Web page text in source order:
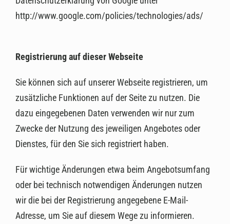
http://www.google.com/policies/technologies/ads/
Registrierung auf dieser Webseite
Sie können sich auf unserer Webseite registrieren, um
zusätzliche Funktionen auf der Seite zu nutzen. Die
dazu eingegebenen Daten verwenden wir nur zum
Zwecke der Nutzung des jeweiligen Angebotes oder
Dienstes, für den Sie sich registriert haben.
Für wichtige Änderungen etwa beim Angebotsumfang
oder bei technisch notwendigen Änderungen nutzen
wir die bei der Registrierung angegebene E-Mail-
Adresse, um Sie auf diesem Wege zu informieren.